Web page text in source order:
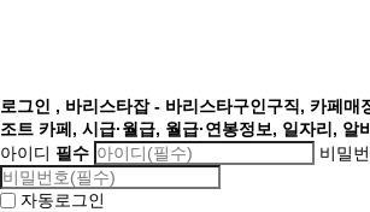
로그인 , 바리스타잡 - 바리스타구인구직, 카페매
조트 카페, 시급·월급, 월급·연봉정보, 일자리, 알
아이디 필수 비밀
자동로그인